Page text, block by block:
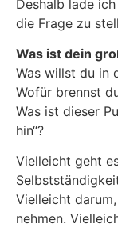
Deshalb lade
die Frage zu
Was ist dein
Was willst du in
Wofür brennst
Was ist dieser
hin“?
Vielleicht geht
Vielleicht
nehmen.